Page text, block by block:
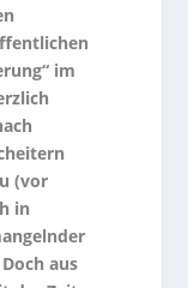
im
(vor
in
aus